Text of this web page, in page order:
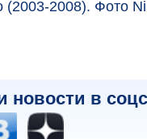
2008). Фото
в